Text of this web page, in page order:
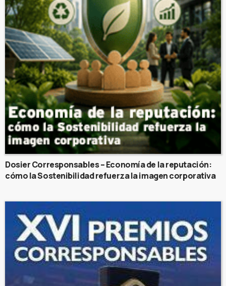
Dosier Corresponsables – Economía de la reputación:
cómo la Sostenibilidad refuerza la imagen corporativa